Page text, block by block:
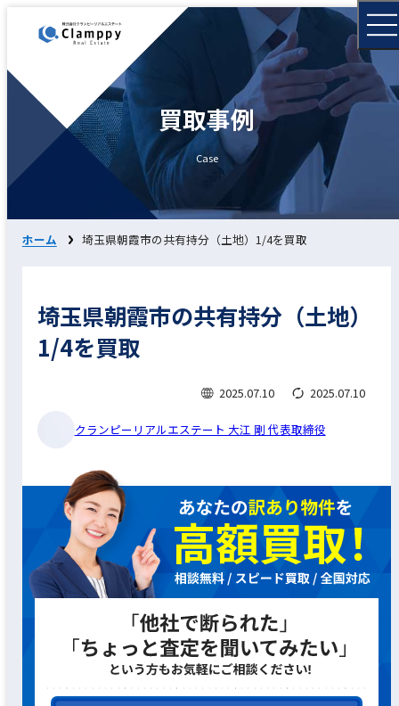
買取事例
Case
ホーム 埼玉県朝霞市の共有持分（土地）1/4を買取
埼玉県朝霞市の共有持分（土地）
1/4を買取
2025.07.10 2025.07.10
クランピーリアルエステート 大江 剛 代表取締役